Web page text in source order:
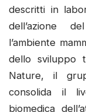
descritti in
dell’azione
l’ambiente
dello sviluppo
Nature, il
consolida il
biomedica